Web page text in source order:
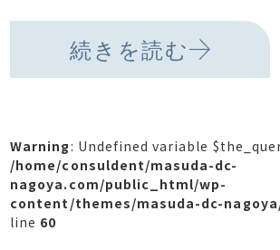
続きを読む
Warning : Undefined variable
/home/consuldent/masuda-dc-
nagoya.com/public_html/wp-
content/themes/masuda-dc-
line 60